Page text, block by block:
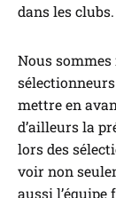
dans les clubs.
Nous
mettre en
d’ailleurs la
lors des
voir non
aussi l’équipe